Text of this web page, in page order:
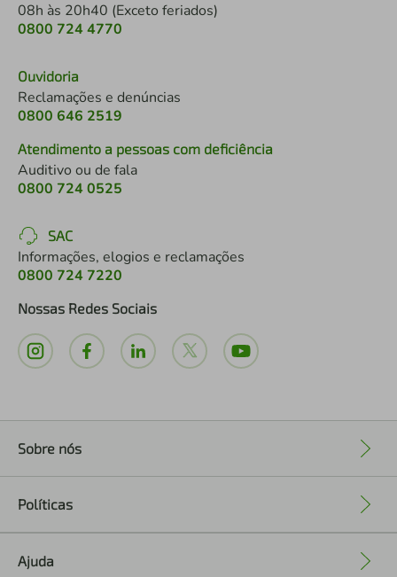
08h às 20h40 (Exceto feriados)
0800 724 4770
Ouvidoria
Reclamações e denúncias
0800 646 2519
Atendimento a pessoas com deficiência
Auditivo ou de fala
0800 724 0525
SAC
Informações, elogios e reclamações
0800 724 7220
Nossas Redes Sociais
Sobre nós
Políticas
Ajuda